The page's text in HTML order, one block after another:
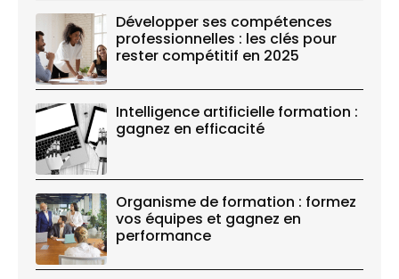
Développer ses compétences
professionnelles : les clés pour
rester compétitif en 2025
Intelligence artificielle formation :
gagnez en efficacité
Organisme de formation : formez
vos équipes et gagnez en
performance